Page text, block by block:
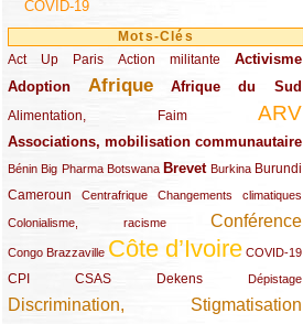
COVID-19
Mots-Clés
Act Up Paris
(49/289) Action militante
(32/289) Activisme
(73/289)
Adoption
(82/289) Afrique
(161/289) Afrique du Sud
(73/289)
Alimentation, Faim
(48/289) ARV
(203/289)
Associations, mobilisation communautaire
(65/289)
Bénin
(13/289)Big Pharma
(16/289) Botswana
(9/289) Brevet
(83/289) Burkina
(18/289) Burundi
(30/289)
Cameroun
(47/289) Centrafrique
(23/289) Changements climatiques
(10/289)
Colonialisme, racisme
(19/289) Conférence
(118/289)
Congo Brazzaville
(24/289) Côte d’Ivoire
(263/289) COVID-19
(13/289)
CPI
(48/289) CSAS
(32/289) Dekens
(29/289) Dépistage
(19/289)
Discrimination, Stigmatisation
(131/289)